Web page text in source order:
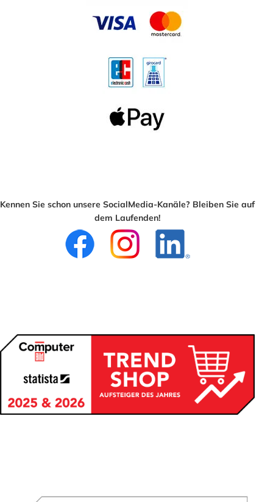
Kennen Sie schon unsere SocialMedia-Kanäle? Bleiben Sie auf
dem Laufenden!